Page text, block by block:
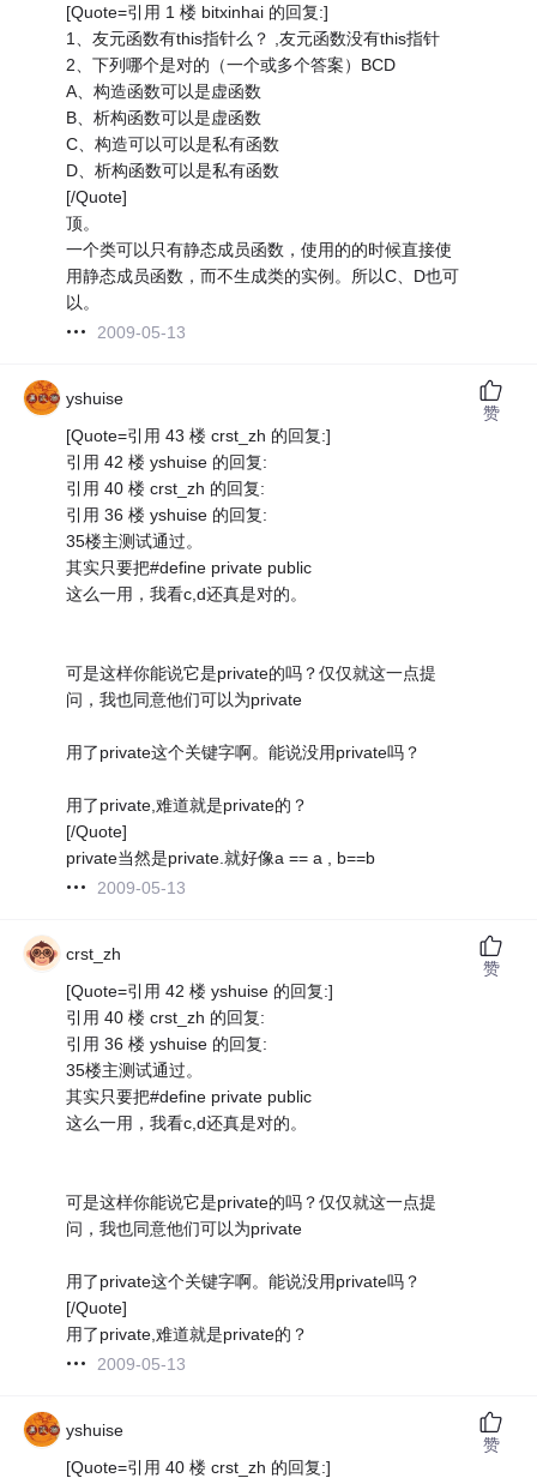
[Quote=引用 1 楼 bitxinhai 的回复:]
1、友元函数有this指针么？ ,友元函数没有this指针
2、下列哪个是对的（一个或多个答案）BCD
A、构造函数可以是虚函数
B、析构函数可以是虚函数
C、构造可以可以是私有函数
D、析构函数可以是私有函数
[/Quote]
顶。
一个类可以只有静态成员函数，使用的的时候直接使
用静态成员函数，而不生成类的实例。所以C、D也可
以。
2009-05-13
yshuise
[Quote=引用 43 楼 crst_zh 的回复:]
引用 42 楼 yshuise 的回复:
引用 40 楼 crst_zh 的回复:
引用 36 楼 yshuise 的回复:
35楼主测试通过。
其实只要把#define private public
这么一用，我看c,d还真是对的。
可是这样你能说它是private的吗？仅仅就这一点提
问，我也同意他们可以为private
用了private这个关键字啊。能说没用private吗？
用了private,难道就是private的？
[/Quote]
private当然是private.就好像a == a , b==b
2009-05-13
赞
crst_zh
[Quote=引用 42 楼 yshuise 的回复:]
引用 40 楼 crst_zh 的回复:
引用 36 楼 yshuise 的回复:
35楼主测试通过。
其实只要把#define private public
这么一用，我看c,d还真是对的。
可是这样你能说它是private的吗？仅仅就这一点提
问，我也同意他们可以为private
用了private这个关键字啊。能说没用private吗？
[/Quote]
用了private,难道就是private的？
2009-05-13
赞
yshuise
[Quote=引用 40 楼 crst_zh 的回复:]
赞